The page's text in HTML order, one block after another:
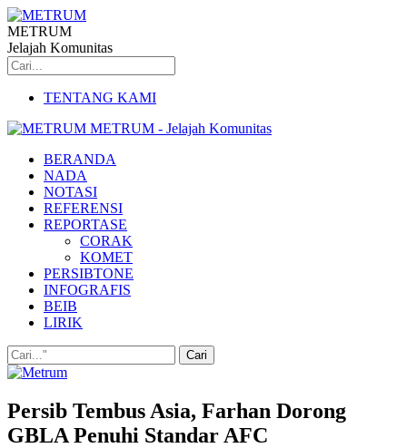
METRUM
Jelajah Komunitas
TENTANG KAMI
METRUM - Jelajah Komunitas
BERANDA
NADA
NOTASI
REFERENSI
REPORTASE
CORAK
KOMET
PERSIBTONE
INFOGRAFIS
BEIB
LIRIK
Persib Tembus Asia, Farhan Dorong
GBLA Penuhi Standar AFC